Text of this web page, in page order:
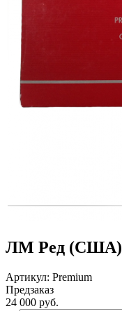
ЛМ Ред (США)
Артикул: Premium
Предзаказ
24 000 руб.